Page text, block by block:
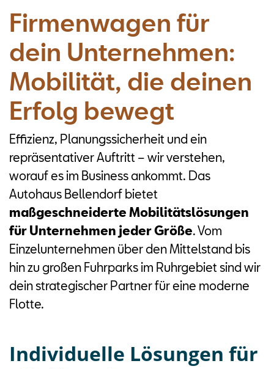
Firmenwagen für
dein Unternehmen:
Mobilität, die deinen
Erfolg bewegt
Effizienz, Planungssicherheit und ein
repräsentativer Auftritt – wir verstehen,
worauf es im Business ankommt. Das
Autohaus Bellendorf bietet
maßgeschneiderte Mobilitätslösungen
für Unternehmen jeder Größe. Vom
Einzelunternehmen über den Mittelstand bis
hin zu großen Fuhrparks im Ruhrgebiet sind wir
dein strategischer Partner für eine moderne
Flotte.
Individuelle Lösungen für